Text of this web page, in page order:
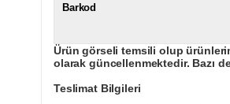
Barkod
Ürün görseli temsili olup
olarak güncellenmektedir. Bazı
Teslimat Bilgileri